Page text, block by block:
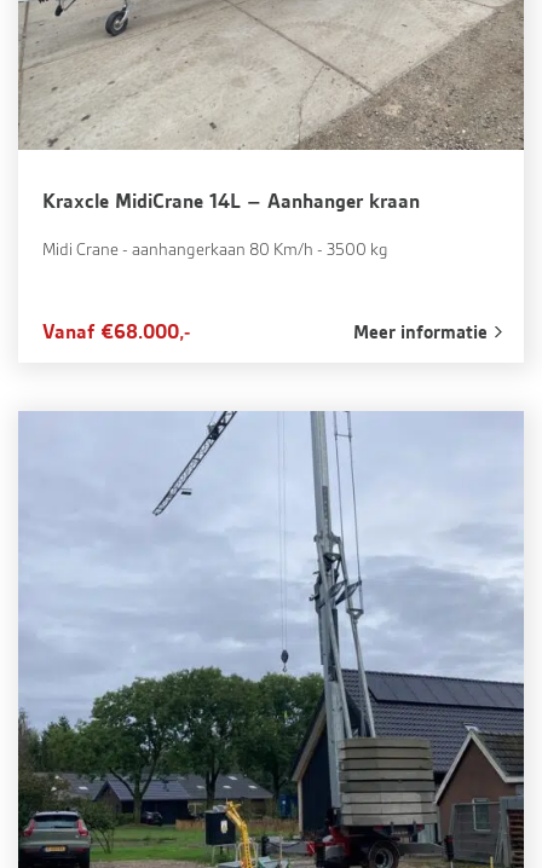
Kraxcle MidiCrane 14L – Aanhanger kraan
Midi Crane - aanhangerkaan 80 Km/h - 3500 kg
Vanaf €68.000,- Meer informatie